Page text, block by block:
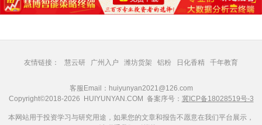
友情链接： 慧云研 广州入户 潍坊货架 铝粉 日化香精 千年教育
客服Email：huiyunyan2021@126.com
Copyright©2018-2026 HUIYUNYAN.COM 备案序号： 冀ICP备18028519号-3
本网站用于投资学习与研究用途，如果您的文章和报告不愿意在我们平台展示，